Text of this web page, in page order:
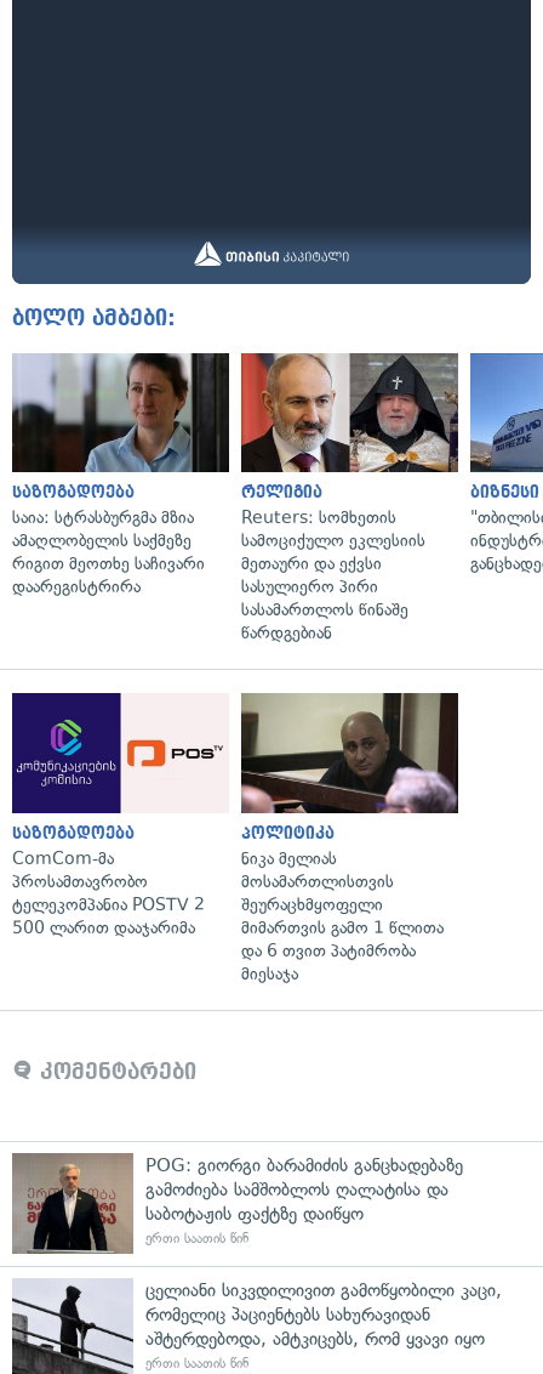
ბოლო ამბები:
საზოგადოება
საია: სტრასბურგმა მზია
ამაღლობელის საქმეზე
რიგით მეოთხე საჩივარი
დაარეგისტრირა
რელიგია
Reuters: სომხეთის
სამოციქულო ეკლესიის
მეთაური და ექვსი
სასულიერო პირი
სასამართლოს წინაშე
წარდგებიან
ბიზნესი
საზოგადოება
ComCom-მა
პროსამთავრობო
ტელეკომპანია POSTV 2
500 ლარით დააჯარიმა
პოლიტიკა
ნიკა მელიას
მოსამართლისთვის
შეურაცხმყოფელი
მიმართვის გამო 1 წლითა
და 6 თვით პატიმრობა
მიესაჯა
კომენტარები
POG: გიორგი ბარამიძის განცხადებაზე
გამოძიება სამშობლოს ღალატისა და
საბოტაჟის ფაქტზე დაიწყო
ერთი საათის წინ
ცელიანი სიკვდილივით გამოწყობილი კაცი,
რომელიც პაციენტებს სახურავიდან
აშტერდებოდა, ამტკიცებს, რომ ყვავი იყო
ერთი საათის წინ